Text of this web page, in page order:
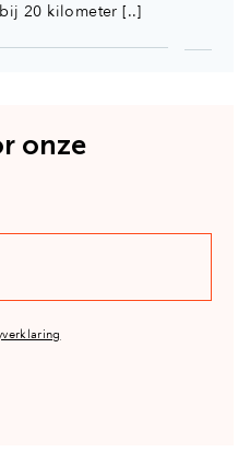
20 kilometer [..]
onze